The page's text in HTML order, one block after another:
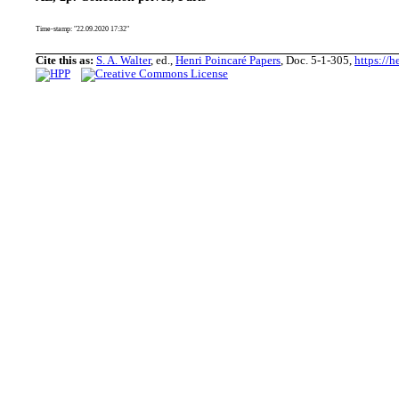
Time-stamp: "22.09.2020 17:32"
Cite this as: S. A. Walter, ed., Henri Poincaré Papers, Doc. 5-1-305, https://